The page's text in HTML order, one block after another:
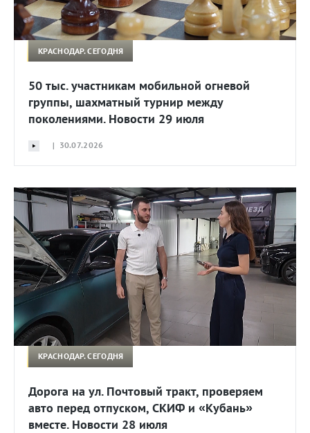
КРАСНОДАР. СЕГОДНЯ
50 тыс. участникам мобильной огневой
группы, шахматный турнир между
поколениями. Новости 29 июля
| 30.07.2026
КРАСНОДАР. СЕГОДНЯ
Дорога на ул. Почтовый тракт, проверяем
авто перед отпуском, СКИФ и «Кубань»
вместе. Новости 28 июля